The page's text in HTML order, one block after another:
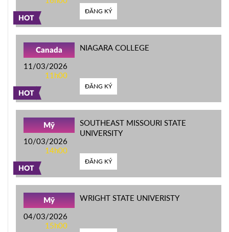
HOT
ĐĂNG KÝ
HOT
Canada
11/03/2026
11h00
NIAGARA COLLEGE
ĐĂNG KÝ
HOT
Mỹ
10/03/2026
14h00
SOUTHEAST MISSOURI STATE
UNIVERSITY
ĐĂNG KÝ
Mỹ
04/03/2026
15h00
WRIGHT STATE UNIVERISTY